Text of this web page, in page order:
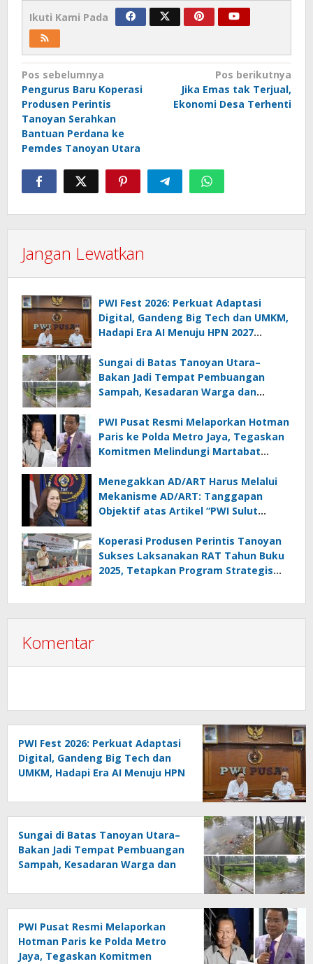
Ikuti Kami Pada
Navigasi
pos
Pos sebelumnya
Pengurus Baru Koperasi
Produsen Perintis
Tanoyan Serahkan
Bantuan Perdana ke
Pemdes Tanoyan Utara
Pos berikutnya
Jika Emas tak Terjual,
Ekonomi Desa Terhenti
Jangan Lewatkan
PWI Fest 2026: Perkuat Adaptasi
Digital, Gandeng Big Tech dan UMKM,
Hadapi Era AI Menuju HPN 2027
Sungai di Batas Tanoyan Utara–
Bakan Jadi Tempat Pembuangan
Sampah, Kesadaran Warga dan
PWI Pusat Resmi Melaporkan Hotman
Paris ke Polda Metro Jaya, Tegaskan
Komitmen Melindungi Martabat
Menegakkan AD/ART Harus Melalui
Mekanisme AD/ART: Tanggapan
Objektif atas Artikel “PWI Sulut
Melanggar Aturan”
Koperasi Produsen Perintis Tanoyan
Sukses Laksanakan RAT Tahun Buku
2025, Tetapkan Program Strategis
Komentar
PWI Fest 2026: Perkuat Adaptasi
Digital, Gandeng Big Tech dan
UMKM, Hadapi Era AI Menuju HPN
Sungai di Batas Tanoyan Utara–
Bakan Jadi Tempat Pembuangan
Sampah, Kesadaran Warga dan
Dipertanyakan
PWI Pusat Resmi Melaporkan
Hotman Paris ke Polda Metro
Jaya, Tegaskan Komitmen